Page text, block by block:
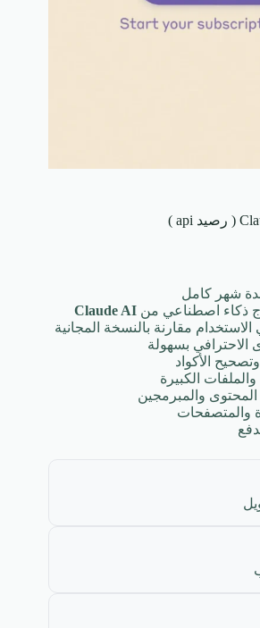
شهر كامل
ذكاء اصطناعي من Claude AI
مقارنة بالنسخة المجانية
الاحترافي بسهولة
الأكواد
الكبيرة
والمبرمجين
والمتصفحات